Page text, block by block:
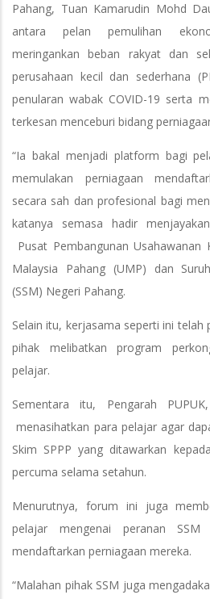
Pahang, Tuan Kamarudin Mohd
antara pelan pemulihan
meringankan beban rakyat dan
perusahaan kecil dan sederhana
penularan wabak COVID-19 serta
terkesan menceburi bidang
“Ia bakal menjadi platform bagi
memulakan perniagaan
secara sah dan profesional bagi
katanya semasa hadir
Pusat Pembangunan Usahawanan
Malaysia Pahang (UMP) dan
(SSM) Negeri Pahang.
Selain itu, kerjasama seperti ini telah
pihak melibatkan program
pelajar.
Sementara itu, Pengarah
menasihatkan para pelajar agar
Skim SPPP yang ditawarkan
percuma selama setahun.
Menurutnya, forum ini juga
pelajar mengenai peranan
mendaftarkan perniagaan mereka.
“Malahan pihak SSM juga